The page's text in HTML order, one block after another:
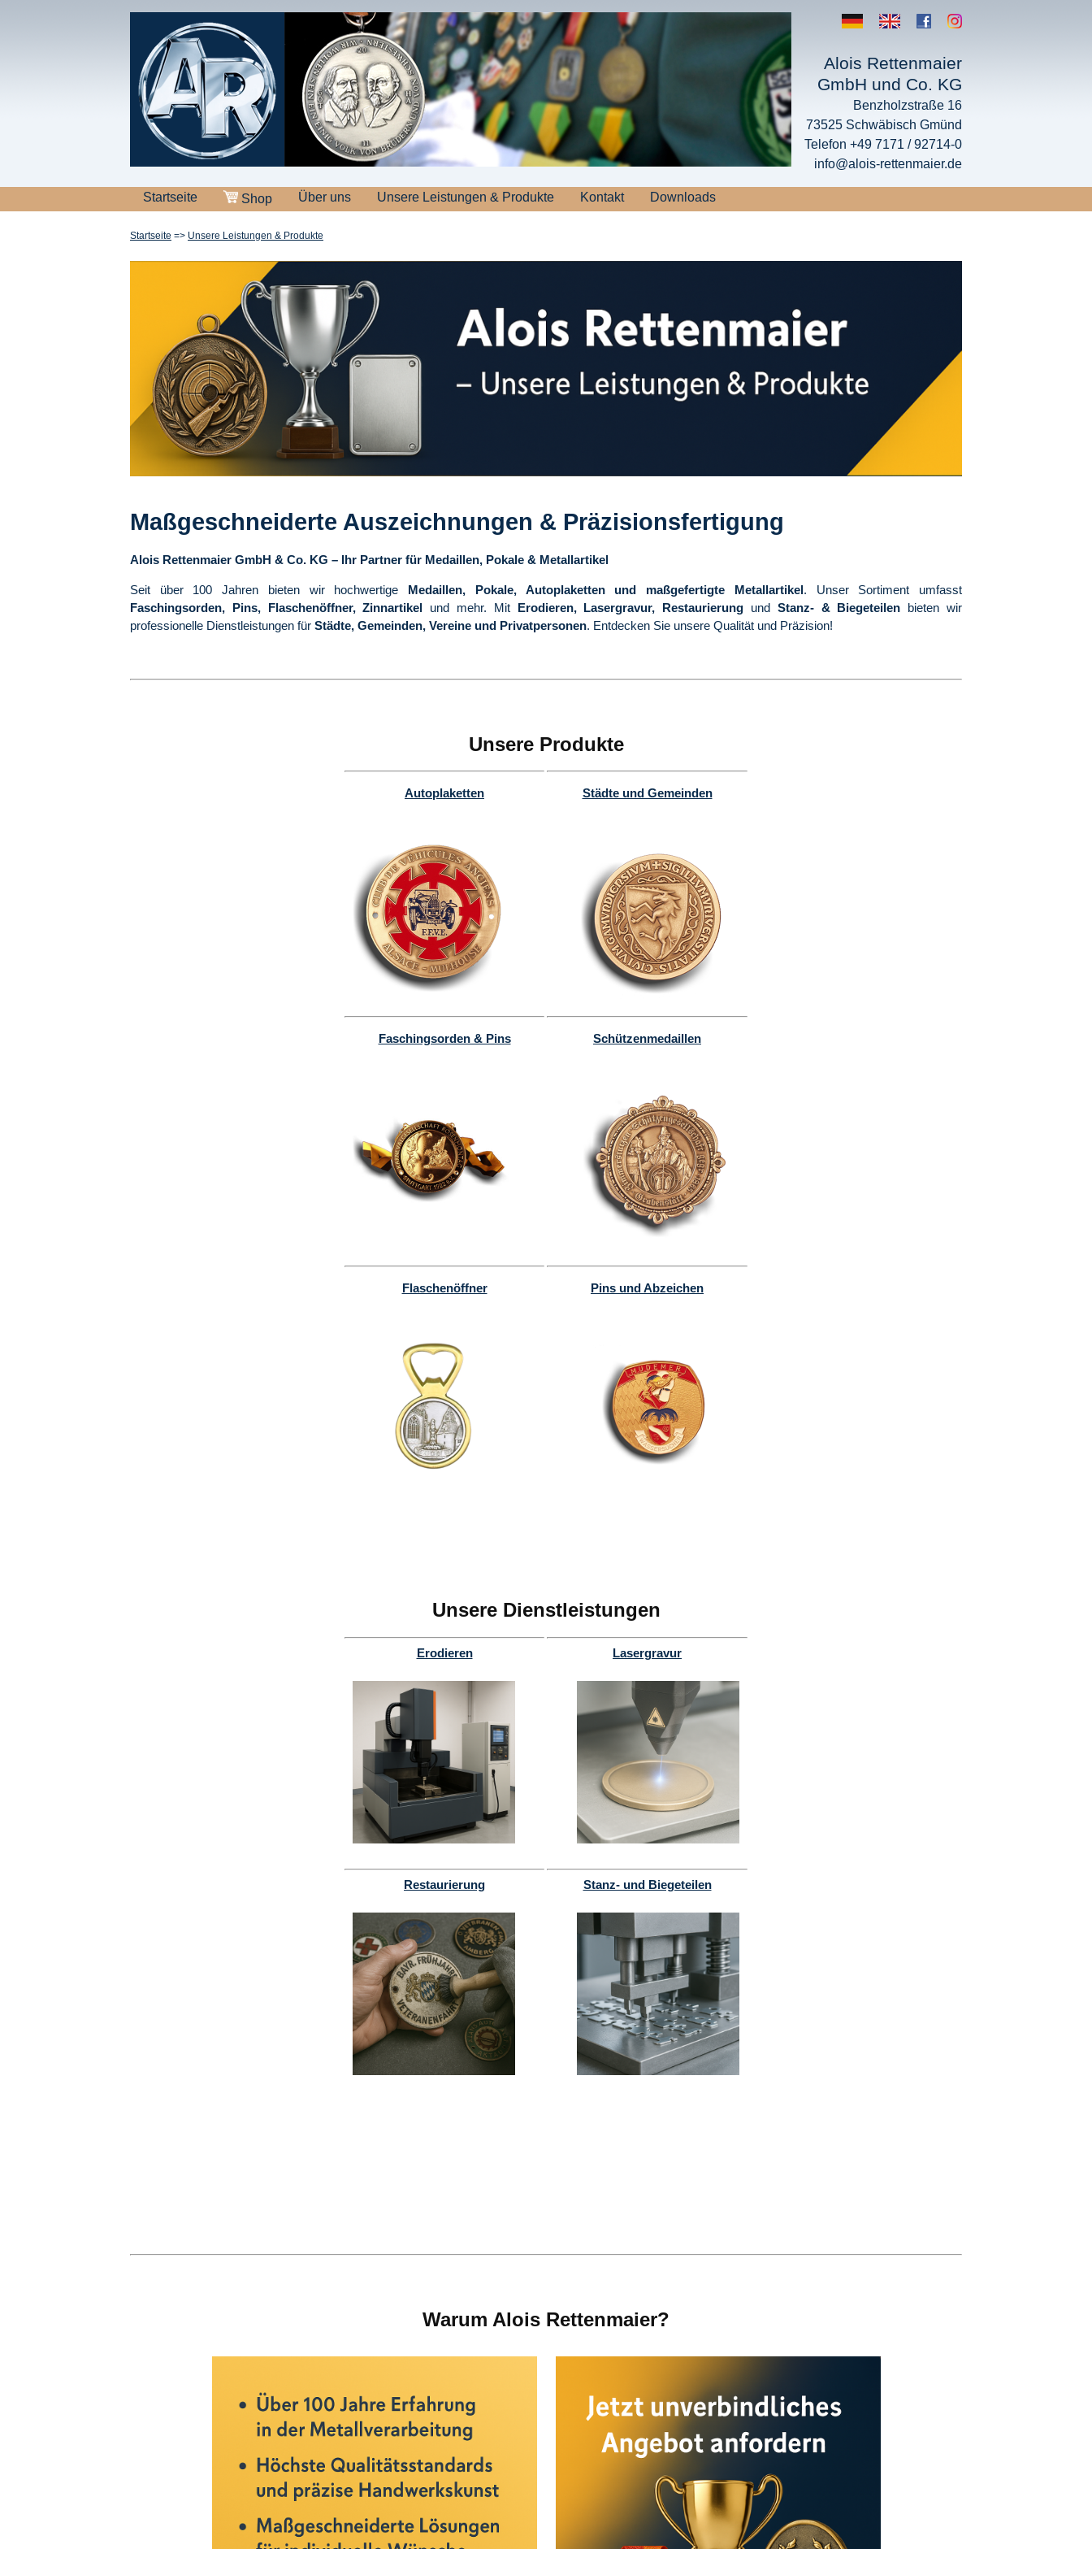
Alois Rettenmaier
GmbH und Co. KG
Benzholzstraße 16
73525 Schwäbisch Gmünd
Telefon +49 7171 / 92714-0
info@alois-rettenmaier.de
Startseite Shop Über uns Unsere Leistungen & Produkte Kontakt Downloads
Startseite => Unsere Leistungen & Produkte
Maßgeschneiderte Auszeichnungen & Präzisionsfertigung
Alois Rettenmaier GmbH & Co. KG – Ihr Partner für Medaillen, Pokale & Metallartikel
Seit über 100 Jahren bieten wir hochwertige Medaillen, Pokale, Autoplaketten und maßgefertigte Metallartikel . Unser Sortiment umfasst
Faschingsorden, Pins, Flaschenöffner, Zinnartikel
und mehr. Mit Erodieren, Lasergravur, Restaurierung und Stanz- & Biegeteilen bieten wir
professionelle Dienstleistungen für Städte, Gemeinden, Vereine und Privatpersonen. Entdecken Sie unsere Qualität und Präzision!
Unsere Produkte
Autoplaketten Städte und Gemeinden
Faschingsorden & Pins Schützenmedaillen
Flaschenöffner Pins und Abzeichen
Unsere Dienstleistungen
Erodieren Lasergravur
Restaurierung Stanz- und Biegeteilen
Warum Alois Rettenmaier?